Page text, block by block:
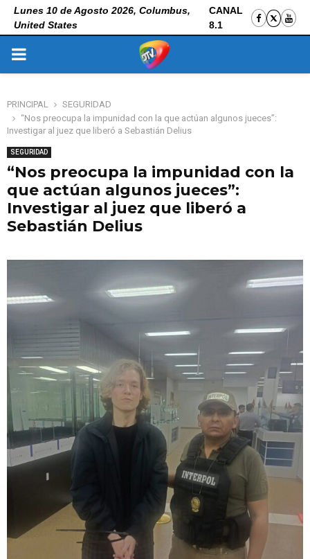
Lunes 10 de Agosto 2026, Columbus,
United States
CANAL
8.1
PRIMARY
PRINCIPAL
SEGURIDAD
“Nos preocupa la impunidad con la que actúan algunos jueces”:
Investigar al juez que liberó a Sebastián Delius
SEGURIDAD
“Nos preocupa la impunidad con la
que actúan algunos jueces”:
Investigar al juez que liberó a
Sebastián Delius